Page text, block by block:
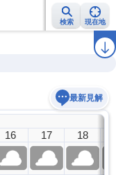
検索 現在地
注意報 ラ
最新見解
16 17 18